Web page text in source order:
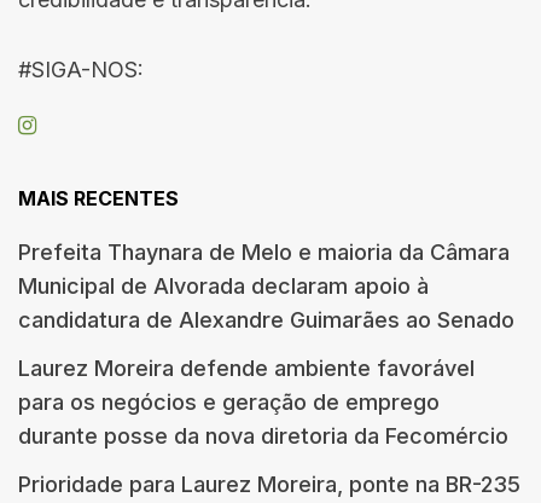
#SIGA-NOS:
MAIS RECENTES
Prefeita Thaynara de Melo e maioria da Câmara
Municipal de Alvorada declaram apoio à
candidatura de Alexandre Guimarães ao Senado
Laurez Moreira defende ambiente favorável
para os negócios e geração de emprego
durante posse da nova diretoria da Fecomércio
Prioridade para Laurez Moreira, ponte na BR-235